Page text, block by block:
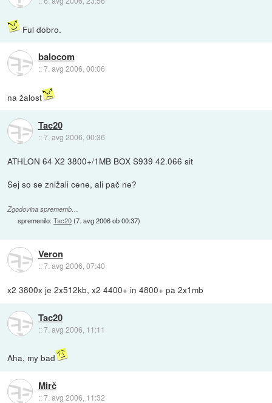
Ful dobro.
balocom
::7. avg 2006, 00:06
na žalost
Tac20
::7. avg 2006, 00:36
ATHLON 64 X2 3800+/1MB BOX S939 42.066 sit
Sej so se znižali cene, ali pač ne?
Zgodovina sprememb…
spremenilo:Tac20(7. avg 2006 ob 00:37)
Veron
::7. avg 2006, 07:40
x2 3800x je 2x512kb, x2 4400+ in 4800+ pa 2x1mb
Tac20
::7. avg 2006, 11:11
Aha, my bad
Mirč
::7. avg 2006, 11:32